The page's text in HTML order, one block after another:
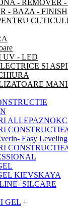
- REMOVER
- BAZA - FINISH
UV - LED
SI
Easy
KIEVSKAYA
SILCARE
GEL +